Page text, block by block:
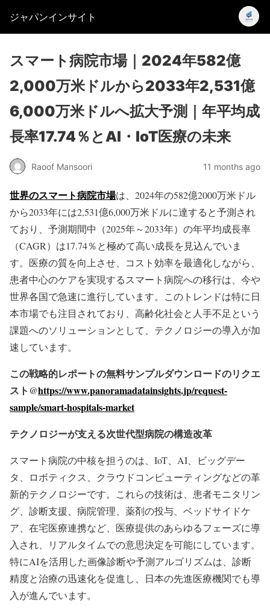
ジャパンインサイト
スマート病院市場｜2024年582億
2,000万米ドルから2033年2,531億
6,000万米ドルへ拡大予測｜年平均成
長率17.74％とAI・IoT医療の未来
Raoof Mansoori 11 months ago
世界のスマート病院市場は、2024年の582億2000万米ドル
から2033年には2,531億6,000万米ドルに達すると予測され
ており、予測期間中（2025年～2033年）の年平均成長率
（CAGR）は17.74％と極めて高い成長を見込んでいま
す。医療の質を向上させ、コスト効率を最適化しながら、
患者中心のケアを実現するスマート病院への移行は、今や
世界各国で急速に進行しています。このトレンドは特に日
本市場でも注目されており、高齢化社会と人手不足という
課題へのソリューションとして、テクノロジーの導入が加
速しています。
この戦略的レポートの無料サンプルダウンロードのリクエ
スト@https://www.panoramadatainsights.jp/request-
sample/smart-hospitals-market
テクノロジーが支える次世代型病院の構造改革
スマート病院の中核を担うのは、IoT、AI、ビッグデー
タ、ロボティクス、クラウドコンピューティングなどの革
新的テクノロジーです。これらの技術は、患者モニタリン
グ、診断支援、病院管理、薬剤の投与、ベッドサイドケ
ア、在宅医療連携など、医療提供のあらゆるフェーズに導
入され、リアルタイムでの意思決定を可能にしています。
特にAIを活用した画像診断や予測アルゴリズムは、診断
精度と治療の迅速化を促進し、日本の先進医療機関でも導
入が進んでいます。